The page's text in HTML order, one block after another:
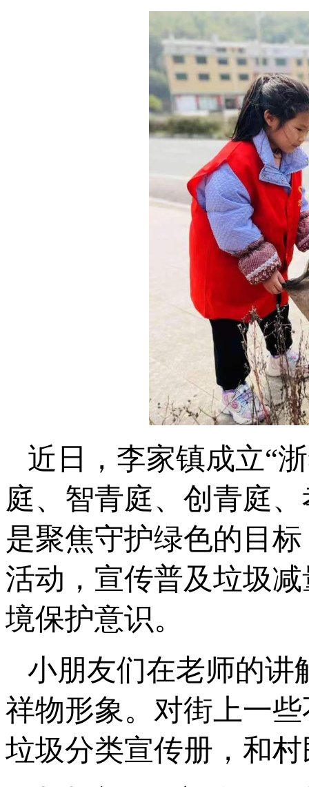
近日，李家镇成立“
庭、智青庭、创青庭
是聚焦守护绿色的目
活动，宣传普及垃圾
境保护意识。
小朋友们在老师的讲
祥物形象。对街上一
垃圾分类宣传册，和